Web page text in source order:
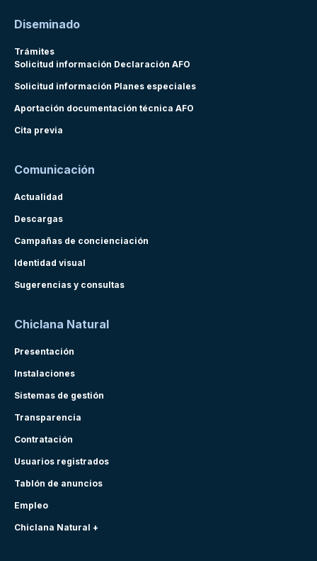
Diseminado
Trámites
Solicitud información Declaración AFO
Solicitud información Planes especiales
Aportación documentación técnica AFO
Cita previa
Comunicación
Actualidad
Descargas
Campañas de concienciación
Identidad visual
Sugerencias y consultas
Chiclana Natural
Presentación
Instalaciones
Sistemas de gestión
Transparencia
Contratación
Usuarios registrados
Tablón de anuncios
Empleo
Chiclana Natural +